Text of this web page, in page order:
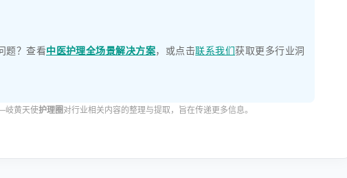
题？查看中医护理全场景解决方案，或点击联系我们获取更多行业洞
岐黄天使护理圈 对行业相关内容的整理与提取，旨在传递更多信息。